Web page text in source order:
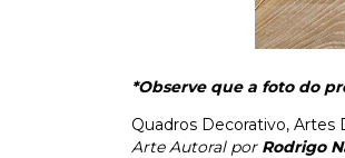
*Observe que a foto do
Quadros Decorativo, Artes
Arte Autoral porRodrigo